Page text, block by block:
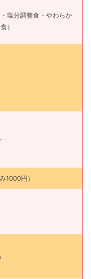
塩分調整食・やわらか
）
1000円）